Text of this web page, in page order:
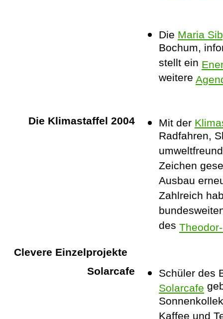
Die Maria
Bochum,
stellt ein
weitere
Die Klimastaffel 2004 Mit der
Radfahren,
Zeichen
Ausbau
Zahlreich
des
Clevere Einzelprojekte
Solarcafe
Schüler des
Solarcafe